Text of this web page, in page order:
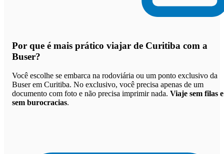
Por que é mais prático viajar de Curitiba com a
Buser?
Você escolhe se embarca na rodoviária ou um ponto exclusivo da
Buser em Curitiba. No exclusivo, você precisa apenas de um
documento com foto e não precisa imprimir nada. Viaje sem filas e
sem burocracias.